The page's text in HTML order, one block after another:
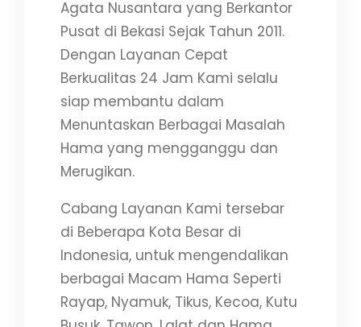
Agata Nusantara yang Berkantor
Pusat di Bekasi Sejak Tahun 2011.
Dengan Layanan Cepat
Berkualitas 24 Jam Kami selalu
siap membantu dalam
Menuntaskan Berbagai Masalah
Hama yang mengganggu dan
Merugikan.
Cabang Layanan Kami tersebar
di Beberapa Kota Besar di
Indonesia, untuk mengendalikan
berbagai Macam Hama Seperti
Rayap, Nyamuk, Tikus, Kecoa, Kutu